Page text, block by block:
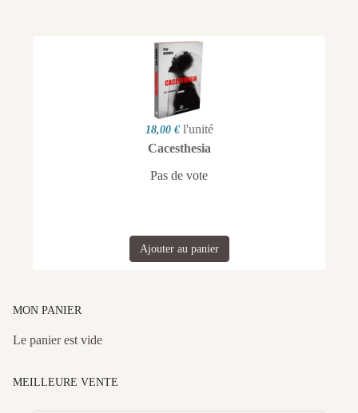
18,00 € l'unité
Cacesthesia
Pas de vote
Ajouter au panier
MON PANIER
Le panier est vide
MEILLEURE VENTE